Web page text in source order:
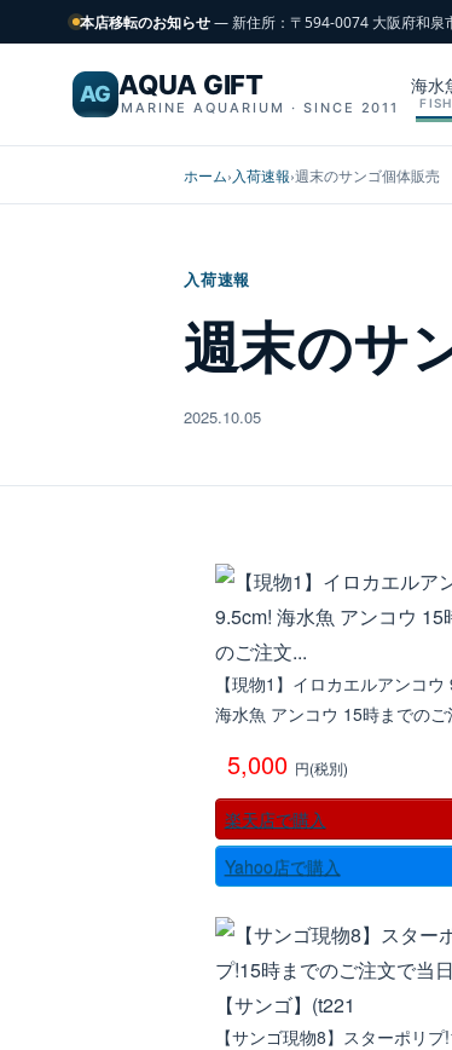
本店移転のお知らせ— 新住所：〒594-0074 大阪府和泉
AG AQUA GIFT
MARINE AQUARIUM · SINCE 2011
海水
FISH
ホーム› 入荷速報›週末のサンゴ個体販売
入荷速報
週末のサ
2025.10.05
【現物1】イロカエルアンコウ
海水魚 アンコウ 15時までの
5,000 円(税別)
楽天店で購入
Yahoo店で購入
【サンゴ現物8】スターポリプ